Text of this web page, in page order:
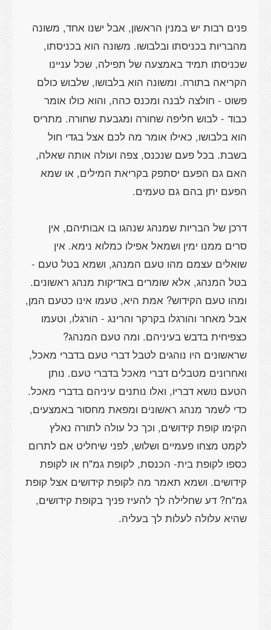
פנים רבות יש במנין הראשון, אבל ישנו אחד, משונה
מהבריות בכניסתו ובלבושו. משונה הוא בכניסתו,
שכניסתו תמיד באמצעה של תפילה, שכל עניינו
הקריאה בתורה. ומשונה הוא בלבושו, שלבוש כולם
פשוט - חולצה לבנה ומכנס כהה, והוא כולו אומר
כבוד - לבוש חליפה שחורה ומגבעת שחורה. מתריס
הוא בלבושו, כאילו אומר מה לכם אצל בגדי חול
בשבת. בכל פעם שנכנס, צפה ועולה אותה שאלה,
האם גם הפעם יסתפק בקריאת המילים, או שמא
דרכן של הבריות שמנהג שנהגו בו אבותיהם, אין
סרים ממנו ימין ושמאל אפילו כמלוא נימא. אין
שואלים עצמם מהו טעם המנהג, ושמא בטל טעם -
בטל המנהג, אלא שומרים באדיקות מנהג ראשונים.
ומהו טעם הקידוש? אמת היא, טעמו אינו כטעם המן,
אבל מאחר והורגלו בקרקר והרינג - הורגלו, וטעמו
כצפיחית בדבש בעיניהם. ומה טעם המנהג?
שראשונים היו נוהגים לטבל דברי טעם בדברי מאכל,
ואחרונים מטבלים דברי מאכל בדברי טעם. נותן
הטעם נושא דבריו, ואלו נותנים עיניהם בדברי מאכל.
כדי לשמר מנהג ראשונים ומפאת מחסור באמצעים,
הקימו קופת קידושים, וכך כל עולה לתורה נאלץ
לקמט מצחו פעמיים ושלוש, לפני שיחליט אם לתרום
כספו לקופת בית- הכנסת, לקופת גמ"ח או לקופת
קידושים. ושמא תאמר מה לקופת קידושים אצל קופת
גמ"ח? דע שחלילה לך להעיז פניך בקופת קידושים,